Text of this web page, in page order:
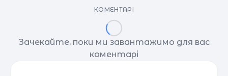
КОМЕНТАРІ
Зачекайте, поки ми завантажимо для вас
коментарі